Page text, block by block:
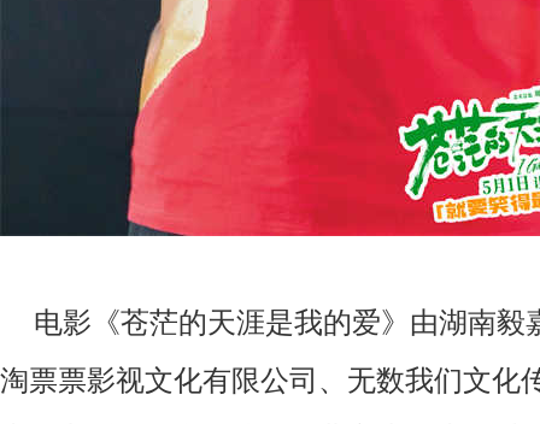
电影《苍茫的天涯是我的爱》由湖南毅
淘票票影视文化有限公司、无数我们文化